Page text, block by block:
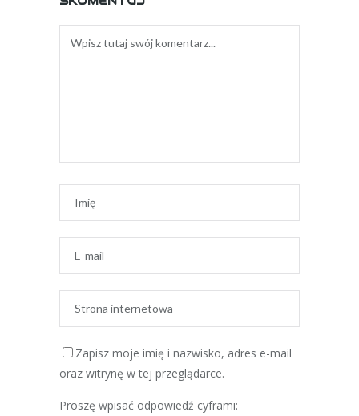
Zapisz moje imię i nazwisko, adres e-mail
oraz witrynę w tej przeglądarce.
Proszę wpisać odpowiedź cyframi: